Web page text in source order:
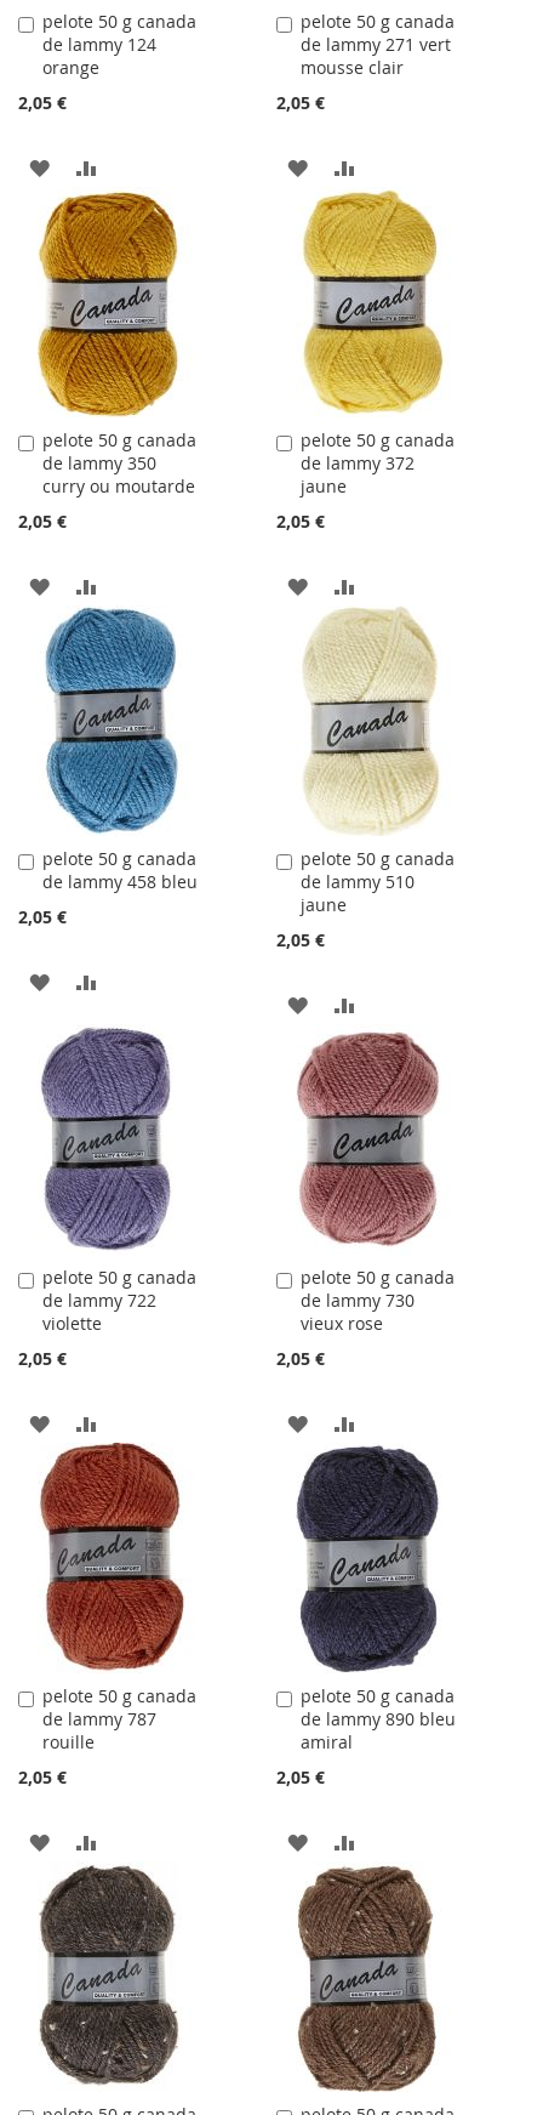
pelote 50 g canada
de lammy 124
orange
2,05 €
Ajouter
au
panier
AJOUTER
À
LA
LISTE
D'ACHATS
AU
COMPARATEUR
pelote 50 g canada
de lammy 271 vert
mousse clair
2,05 €
Ajouter
au
panier
AJOUTER
À
LA
LISTE
D'ACHATS
AU
COMPARATEUR
pelote 50 g canada
de lammy 350
curry ou moutarde
2,05 €
Ajouter
au
panier
AJOUTER
À
LA
LISTE
D'ACHATS
AU
COMPARATEUR
pelote 50 g canada
de lammy 372
jaune
2,05 €
Ajouter
au
panier
AJOUTER
À
LA
LISTE
D'ACHATS
AU
COMPARATEUR
pelote 50 g canada
de lammy 458 bleu
2,05 €
Ajouter
au
panier
AJOUTER
LA
LISTE
D'ACHATS
COMPARATEUR
pelote 50 g canada
de lammy 510
jaune
2,05 €
Ajouter
au
panier
AJOUTER
À
LA
LISTE
D'ACHATS
AU
COMPARATEUR
pelote 50 g canada
de lammy 722
violette
2,05 €
Ajouter
au
panier
AJOUTER
À
LA
LISTE
D'ACHATS
AU
COMPARATEUR
pelote 50 g canada
de lammy 730
vieux rose
2,05 €
Ajouter
au
panier
AJOUTER
À
LA
LISTE
D'ACHATS
AU
COMPARATEUR
pelote 50 g canada
de lammy 787
rouille
2,05 €
Ajouter
au
panier
AJOUTER
À
LA
LISTE
D'ACHATS
AU
COMPARATEUR
pelote 50 g canada
de lammy 890 bleu
amiral
2,05 €
Ajouter
au
panier
AJOUTER
À
LA
LISTE
D'ACHATS
AU
COMPARATEUR